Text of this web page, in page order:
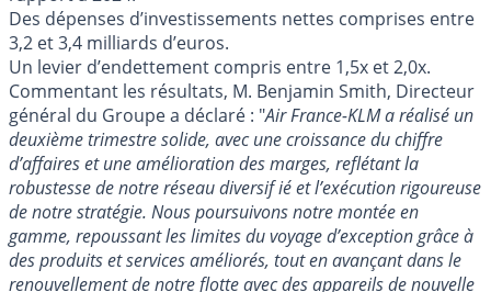
Des dépenses d’investissements nettes comprises entre
3,2 et 3,4 milliards d’euros.
Un levier d’endettement compris entre 1,5x et 2,0x.
Commentant les résultats, M. Benjamin Smith, Directeur
général du Groupe a déclaré : "Air France-KLM a réalisé un
deuxième trimestre solide, avec une croissance du chiffre
d’affaires et une amélioration des marges, reflétant la
robustesse de notre réseau diversif ié et l’exécution rigoureuse
de notre stratégie. Nous poursuivons notre montée en
gamme, repoussant les limites du voyage d’exception grâce à
des produits et services améliorés, tout en avançant dans le
renouvellement de notre flotte avec des appareils de nouvelle